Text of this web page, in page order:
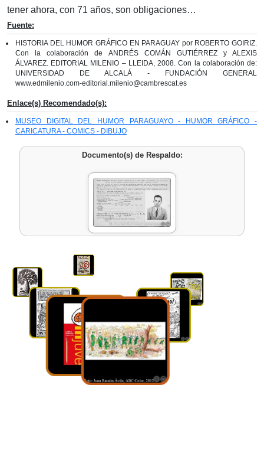
tener ahora, con 71 años, son obligaciones…
Fuente:
HISTORIA DEL HUMOR GRÁFICO EN PARAGUAY por ROBERTO GOIRIZ.
Con la colaboración de ANDRÉS COMÁN GUTIÉRREZ y ALEXIS
ÁLVAREZ. EDITORIAL MILENIO – LLEIDA, 2008. Con la colaboración de:
UNIVERSIDAD DE ALCALÁ - FUNDACIÓN GENERAL
www.edmilenio.com-editorial.milenio@cambrescat.es
Enlace(s) Recomendado(s):
MUSEO DIGITAL DEL HUMOR PARAGUAYO - HUMOR GRÁFICO -
CARICATURA - COMICS - DIBUJO
Documento(s) de Respaldo: